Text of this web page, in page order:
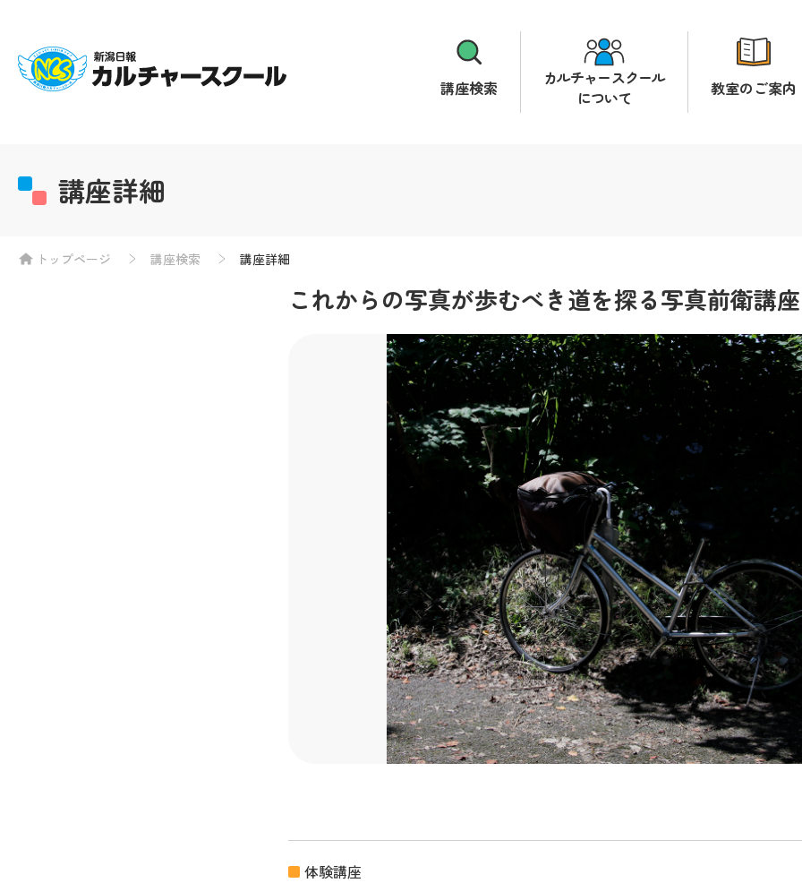
講座検索
カルチャースクール
について
教室のご案内
講座詳細
トップページ 講座検索 講座詳細
これからの写真が歩むべき道を探る写真前衛講座
体験講座